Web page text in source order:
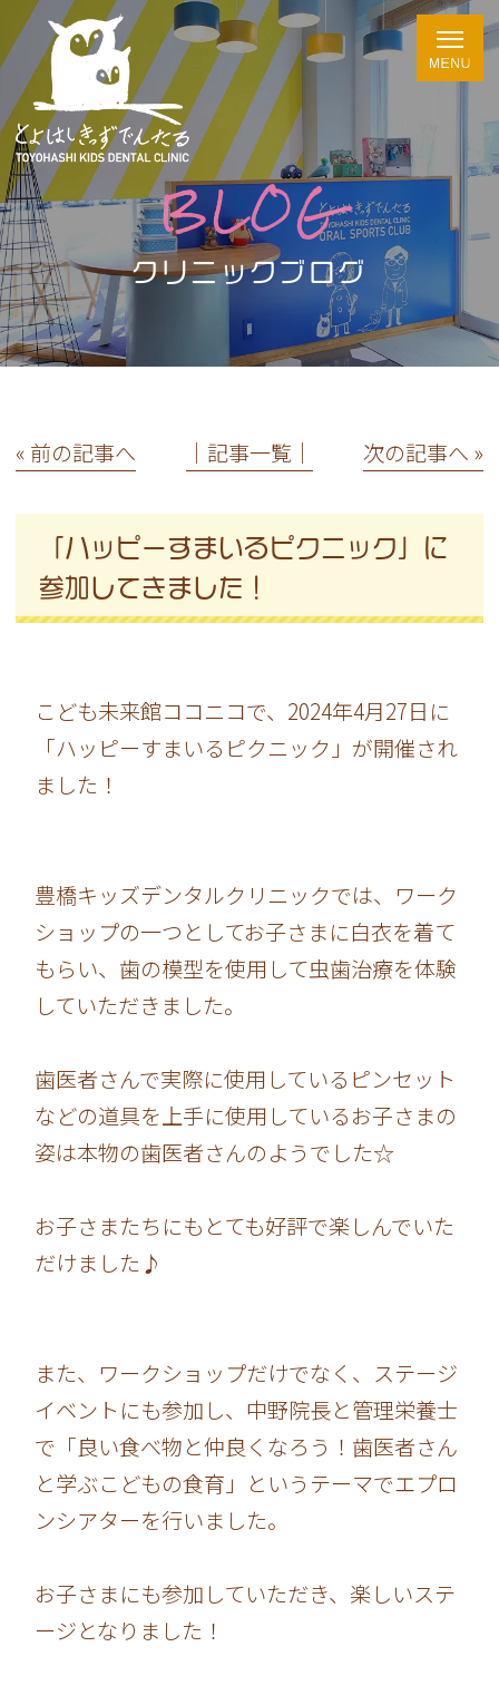
BLOG
クリニックブログ
« 前の記事へ │記事一覧│ 次の記事へ »
「ハッピーすまいるピクニック」に
参加してきました！
こども未来館ココニコで、2024年4月27日に
「ハッピーすまいるピクニック」が開催され
ました！
豊橋キッズデンタルクリニックでは、ワーク
ショップの一つとしてお子さまに白衣を着て
もらい、歯の模型を使用して虫歯治療を体験
していただきました。
歯医者さんで実際に使用しているピンセット
などの道具を上手に使用しているお子さまの
姿は本物の歯医者さんのようでした☆
お子さまたちにもとても好評で楽しんでいた
だけました♪
また、ワークショップだけでなく、ステージ
イベントにも参加し、中野院長と管理栄養士
で「良い食べ物と仲良くなろう！歯医者さん
と学ぶこどもの食育」というテーマでエプロ
ンシアターを行いました。
お子さまにも参加していただき、楽しいステ
ージとなりました！